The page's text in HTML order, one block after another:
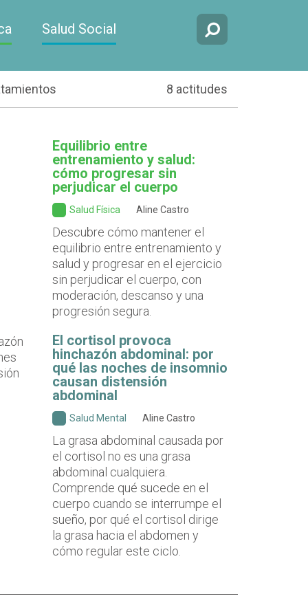
Salud Social
8 actitudes
Equilibrio entre
entrenamiento y salud:
cómo progresar sin
perjudicar el cuerpo
Salud Física Aline Castro
Descubre cómo mantener el
equilibrio entre entrenamiento y
salud y progresar en el ejercicio
sin perjudicar el cuerpo, con
moderación, descanso y una
progresión segura.
El cortisol provoca
hinchazón abdominal: por
qué las noches de insomnio
causan distensión
abdominal
Salud Mental Aline Castro
La grasa abdominal causada por
el cortisol no es una grasa
abdominal cualquiera.
Comprende qué sucede en el
cuerpo cuando se interrumpe el
sueño, por qué el cortisol dirige
la grasa hacia el abdomen y
cómo regular este ciclo.